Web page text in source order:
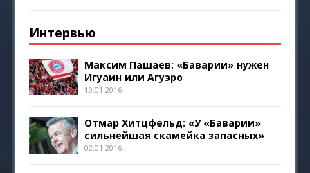
Интервью
Максим Пашаев: «Баварии» нужен
Игуаин или Агуэро
10.01.2016
Отмар Хитцфельд: «У «Баварии»
сильнейшая скамейка запасных»
02.01.2016